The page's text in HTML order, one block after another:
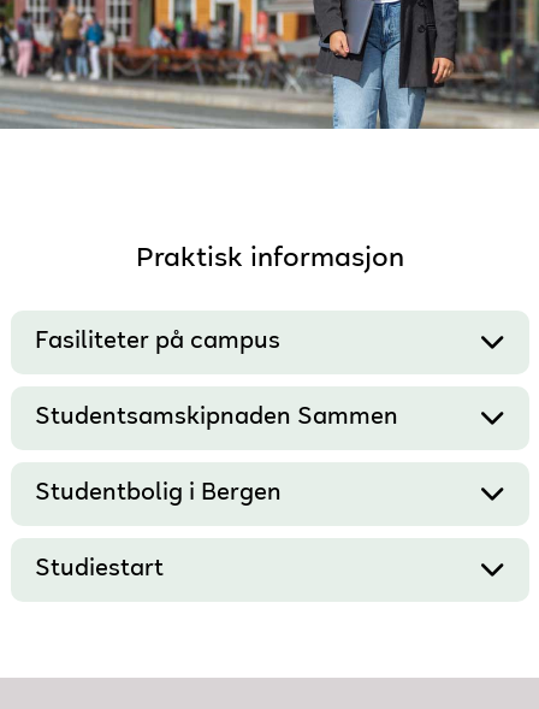
Praktisk informasjon
Fasiliteter på campus
Studentsamskipnaden Sammen
Studentbolig i Bergen
Studiestart